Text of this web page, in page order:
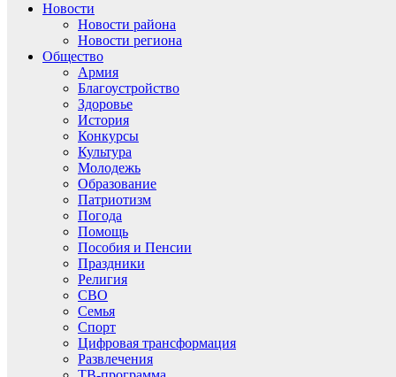
Новости
Новости района
Новости региона
Общество
Армия
Благоустройство
Здоровье
История
Конкурсы
Культура
Молодежь
Образование
Патриотизм
Погода
Помощь
Пособия и Пенсии
Праздники
Религия
СВО
Семья
Спорт
Цифровая трансформация
Развлечения